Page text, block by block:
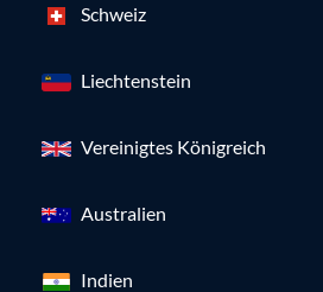
Schweiz
Liechtenstein
Vereinigtes Königreich
Australien
Indien